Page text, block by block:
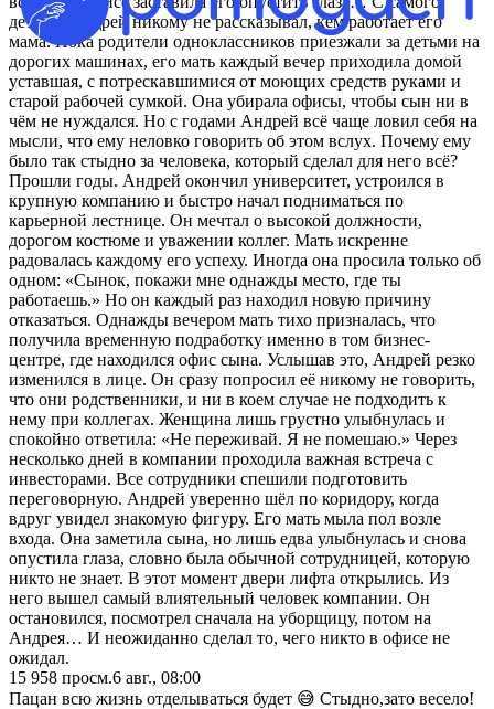
детства Андрей никому не рассказывал, кем работает его
мама. Пока родители одноклассников приезжали за детьми на
дорогих машинах, его мать каждый вечер приходила домой
уставшая, с потрескавшимися от моющих средств руками и
старой рабочей сумкой. Она убирала офисы, чтобы сын ни в
чём не нуждался. Но с годами Андрей всё чаще ловил себя на
мысли, что ему неловко говорить об этом вслух. Почему ему
было так стыдно за человека, который сделал для него всё?
Прошли годы. Андрей окончил университет, устроился в
крупную компанию и быстро начал подниматься по
карьерной лестнице. Он мечтал о высокой должности,
дорогом костюме и уважении коллег. Мать искренне
радовалась каждому его успеху. Иногда она просила только об
одном: «Сынок, покажи мне однажды место, где ты
работаешь.» Но он каждый раз находил новую причину
отказаться. Однажды вечером мать тихо призналась, что
получила временную подработку именно в том бизнес-
центре, где находился офис сына. Услышав это, Андрей резко
изменился в лице. Он сразу попросил её никому не говорить,
что они родственники, и ни в коем случае не подходить к
нему при коллегах. Женщина лишь грустно улыбнулась и
спокойно ответила: «Не переживай. Я не помешаю.» Через
несколько дней в компании проходила важная встреча с
инвесторами. Все сотрудники спешили подготовить
переговорную. Андрей уверенно шёл по коридору, когда
вдруг увидел знакомую фигуру. Его мать мыла пол возле
входа. Она заметила сына, но лишь едва улыбнулась и снова
опустила глаза, словно была обычной сотрудницей, которую
никто не знает. В этот момент двери лифта открылись. Из
него вышел самый влиятельный человек компании. Он
остановился, посмотрел сначала на уборщицу, потом на
Андрея… И неожиданно сделал то, чего никто в офисе не
ожидал.
15 958 просм.6 авг., 08:00
Пацан всю жизнь отделываться будет 😅 Стыдно,зато весело!